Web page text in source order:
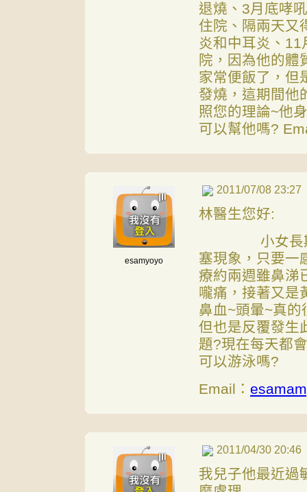
退燒、3月底哮
住院、隔兩天又
炎和中耳炎、11
院，因為他的體
家常便飯了，但
發燒，這期間他
照您的理論~他
可以幫他嗎?
esamyoyo
2011/07/08 23:27
林醫生您好:
小女長期受
塞現象，只要一
療約兩週雖鼻涕
嚨痛，接著又是
鼻血~頭暈~真
但也是反覆發生
題?現在每天都
可以游泳嗎?
Email：
2011/04/30 20:46
我兒子他最近過